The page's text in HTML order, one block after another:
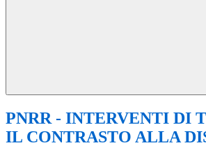
PNRR - INTERVENTI DI
IL CONTRASTO ALLA